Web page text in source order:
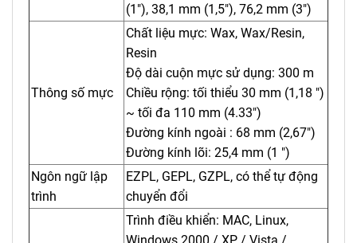
(1"), 38,1 mm (1,5"), 76,2 mm (3")
Thông số mực
Chất liệu mực: Wax, Wax/Resin,
Resin
Độ dài cuộn mực sử dụng: 300 m
Chiều rộng: tối thiểu 30 mm (1,18 ")
~ tối đa 110 mm (4.33")
Đường kính ngoài : 68 mm (2,67")
Đường kính lõi: 25,4 mm (1 ")
Ngôn ngữ lập
trình
EZPL, GEPL, GZPL, có thể tự động
chuyển đổi
Trình điều khiển: MAC, Linux,